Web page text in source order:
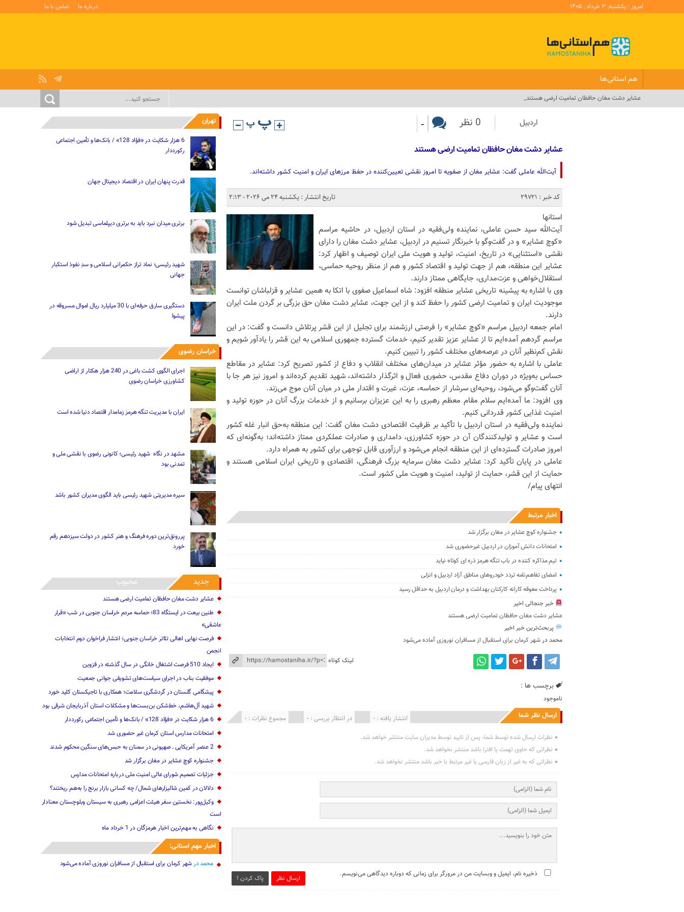
امروز : یکشنبه, ۳ خرداد , ۱۴۰۵ درباره ما تماس با ما
هم استانی‌ها
عشایر دشت مغان حافظان تمامیت ارضی هستند_
اردبیل 0 نظر -
عشایر دشت مغان حافظان تمامیت ارضی هستند
آیت‌الله عاملی گفت: عشایر مغان از صفویه تا امروز نقشی تعیین‌کننده در حفظ مرزهای ایران و امنیت کشور داشته‌اند.
کد خبر : 29721
تاریخ انتشار : یکشنبه 24 می 2026 - 2:13
استانها
آیت‌الله سید حسن عاملی، نماینده ولی‌فقیه در استان اردبیل، در حاشیه مراسم
«کوچ عشایر» و در گفت‌وگو با خبرنگار تسنیم در اردبیل، عشایر دشت مغان را دارای
نقشی «استثنایی» در تاریخ، امنیت، تولید و هویت ملی ایران توصیف و اظهار کرد:
عشایر این منطقه، هم از جهت تولید و اقتصاد کشور و هم از منظر روحیه حماسی،
استقلال‌خواهی و عزت‌مداری، جایگاهی ممتاز دارند.
وی با اشاره به پیشینه تاریخی عشایر منطقه افزود: شاه اسماعیل صفوی با اتکا به همین عشایر و قزلباشان توانست
موجودیت ایران و تمامیت ارضی کشور را حفظ کند و از این جهت، عشایر دشت مغان حق بزرگی بر گردن ملت ایران
دارند.
امام جمعه اردبیل مراسم «کوچ عشایر» را فرصتی ارزشمند برای تجلیل از این قشر پرتلاش دانست و گفت: در این
مراسم گردهم آمده‌ایم تا از عشایر عزیز تقدیر کنیم، خدمات گسترده جمهوری اسلامی به این قشر را یادآور شویم و
نقش کم‌نظیر آنان در عرصه‌های مختلف کشور را تبیین کنیم.
عاملی با اشاره به حضور مؤثر عشایر در میدان‌های مختلف انقلاب و دفاع از کشور تصریح کرد: عشایر در مقاطع
حساس به‌ویژه در دوران دفاع مقدس، حضوری فعال و اثرگذار داشته‌اند، شهید تقدیم کرده‌اند و امروز نیز هر جا با
آنان گفت‌وگو می‌شود، روحیه‌ای سرشار از حماسه، عزت، غیرت و اقتدار ملی در میان آنان موج می‌زند.
وی افزود: ما آمده‌ایم سلام مقام معظم رهبری را به این عزیزان برسانیم و از خدمات بزرگ آنان در حوزه تولید و
امنیت غذایی کشور قدردانی کنیم.
نماینده ولی‌فقیه در استان اردبیل با تأکید بر ظرفیت اقتصادی دشت مغان گفت: این منطقه به‌حق انبار غله کشور
است و عشایر و تولیدکنندگان آن در حوزه کشاورزی، دامداری و صادرات عملکردی ممتاز داشته‌اند؛ به‌گونه‌ای که
امروز صادرات گسترده‌ای از این منطقه انجام می‌شود و ارزآوری قابل توجهی برای کشور به همراه دارد.
عاملی در پایان تأکید کرد: عشایر دشت مغان سرمایه بزرگ فرهنگی، اقتصادی و تاریخی ایران اسلامی هستند و
حمایت از این قشر، حمایت از تولید، امنیت و هویت ملی کشور است.
انتهای پیام/
اخبار مرتبط
جشنواره کوچ عشایر در مغان برگزار شد
امتحانات دانش آموزان در اردبیل غیرحضوری شد
تیم مذاکره کننده در باب تنگه هرمز ذره ای کوتاه نیاید
امضای تفاهم‌نامه تردد خودروهای مناطق آزاد اردبیل و انزلی
پرداخت معوقه کارانه کارکنان ‌بهداشت و درمان اردبیل به حداقل رسید
خبر جنجالی اخیر
عشایر دشت مغان حافظان تمامیت ارضی هستند
پربحث‌ترین خبر اخیر
محمد درشهر کرمان برای استقبال از مسافران نوروزی آماده می‌شود
لینک کوتاه
برچسب ها :
ناموجود
ارسال نظر شما مجموع نظرات : 0 در انتظار بررسی : 0 انتشار یافته : 0
نظرات ارسال شده توسط شما، پس از تایید توسط مدیران سایت منتشر خواهد شد.
نظراتی که حاوی تهمت یا افترا باشد منتشر نخواهد شد.
نظراتی که به غیر از زبان فارسی یا غیر مرتبط با خبر باشد منتشر نخواهد شد.
ارسال نظر پاک کردن ! ذخیره نام، ایمیل و وبسایت من در مرورگر برای زمانی که دوباره دیدگاهی می‌نویسم.
تهران
6 هزار شکایت در «فؤاد 128» / بانک‌ها و تأمین اجتماعی
رکورددار
قدرت پنهان ایران در اقتصاد دیجیتال جهان
برتری میدان نبرد باید به برتری دیپلماسی تبدیل شود
شهید رئیسی؛ نماد تراز حکمرانی اسلامی و سدِ نفوذ استکبار
جهانی
دستگیری سارق حرفه‌ای با 30 میلیارد ریال اموال مسروقه در
پیشوا
خراسان رضوی
اجرای الگوی کشت باغی در 240 هزار هکتار از اراضی
کشاورزی خراسان رضوی
ایران با مدیریت تنگه هرمز زمامدار اقتصاد دنیا شده است
مشهد در نگاه شهید رئیسی؛ کانونی رضوی با نقشی ملی و
تمدنی بود
سیره مدیریتی شهید رئیسی باید الگوی مدیران کشور باشد
پررونق‌ترین دوره فرهنگ و هنر کشور در دولت سیزدهم رقم
خورد
جدید محبوب
عشایر دشت مغان حافظان تمامیت ارضی هستند
طنین بیعت در ایستگاه 83؛ حماسه مردم خراسان جنوبی در شب «قرار
عاشقی»
فرصت نهایی اهالی تئاتر خراسان جنوبی؛ انتشار فراخوان دوم انتخابات
انجمن
ایجاد 510 فرصت اشتغال خانگی در سال گذشته در قزوین
موفقیت بناب در اجرای سیاست‌های تشویقی جوانی جمعیت
پیشگامی گلستان در گردشگری سلامت؛ همکاری با تاجیکستان کلید خورد
شهید آل‌هاشم، خط‌شکن بن‌بست‌ها و مشکلات استان آذربایجان شرقی بود
6 هزار شکایت در «فؤاد 128» / بانک‌ها و تأمین اجتماعی رکورددار
امتحانات مدارس استان کرمان غیر حضوری شد
2 عنصر آمریکایی ـ صهیونی‌ در سمنان به حبس‌های سنگین محکوم شدند
جشنواره کوچ عشایر در مغان برگزار شد
جزئیات تصمیم شورای عالی امنیت ملی درباره امتحانات مدارس
دلالان در کمین شالیزارهای شمال/ چه کسانی بازار برنج را به‌هم ریختند؟
وکیل‌پور: نخستین سفر هیئت اعزامی رهبری به سیستان وبلوچستان معنادار
است
نگاهی به مهم‌ترین اخبار هرمزگان در‌ 1 خرداد ماه
اخبار مهم استانی:
محمددر شهر کرمان برای استقبال از مسافران نوروزی آماده می‌شود